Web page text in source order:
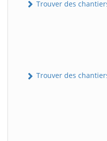
Trouver des
Trouver des